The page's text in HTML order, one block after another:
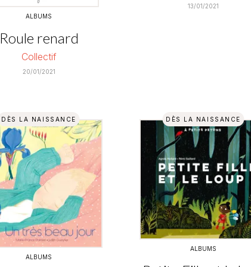
ALBUMS
Roule renard
Collectif
20/01/2021
13/01/2021
DÈS LA NAISSANCE
ALBUMS
DÈS LA NAISSANCE
ALBUMS